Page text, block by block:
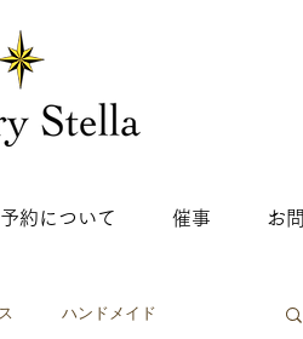
予約について 催事 お
ハンドメイド